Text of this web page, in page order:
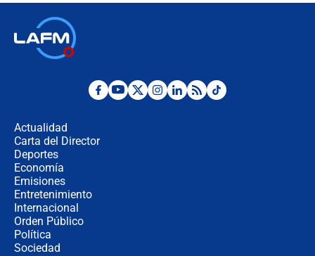
¿Por qué De la Espriella gobernará
Actualidad
Carta del Director
Deportes
Economía
Emisiones
Entretenimiento
Internacional
Orden Público
Política
Sociedad